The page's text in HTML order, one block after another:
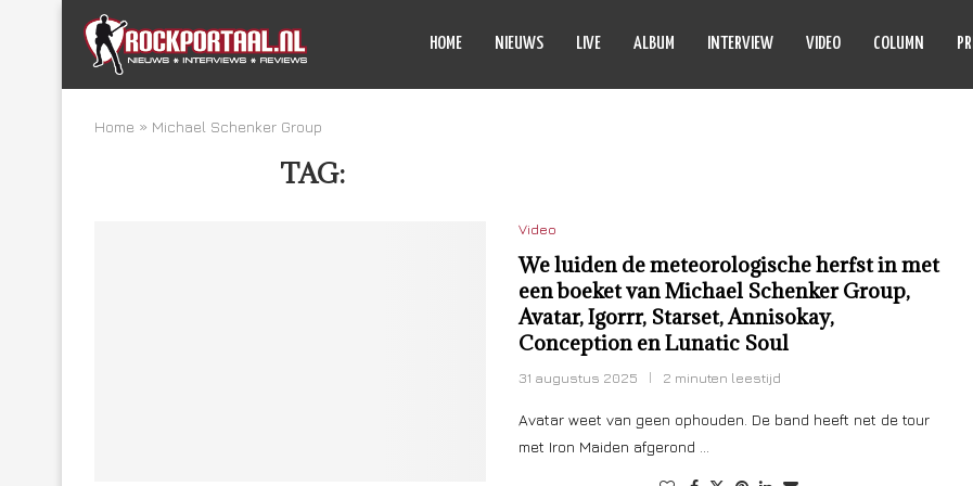
HOME NIEUWS LIVE ALBUM INTERVIEW VIDEO COLUMN
Home » Michael Schenker Group
TAG:
Video
We luiden de meteorologische herfst in met
een boeket van Michael Schenker Group,
Avatar, Igorrr, Starset, Annisokay,
Conception en Lunatic Soul
31 augustus 2025 2 minuten leestijd
Avatar weet van geen ophouden. De band heeft net de tour
met Iron Maiden afgerond …